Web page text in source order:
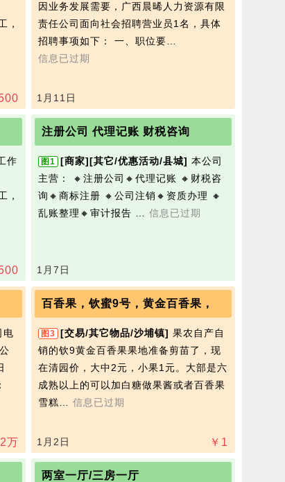
，
因业务发展需要，广西晨晞人力资源有限
责任公司面向社会招聘营业员1名，具体
招聘事项如下： 一、职位要…
信息已过期
1月11日
作
，
注册公司 代理记账 财税咨询
图1 [商家][其它/优惠活动/县城] 本公司
主营： 🔸注册公司🔸代理记账 🔸财税咨
询🔸商标注册 🔸公司注销🔸资质办理 🔸
乱账整理🔸审计报告 … 信息已过期
1月7日
电
万
百香果，钦蜜9号，黄金百香果，
图3 [交易/其它物品/沙埔镇] 果农自产自
销的钦9黄金百香果果地准备剪苗了，现
在清园价，大中2元，小果1元。大部是六
成熟以上的可以加白糖做果酱或者百香果
雪糕… 信息已过期
￥ 1
1月2日
两室一厅/三房一厅